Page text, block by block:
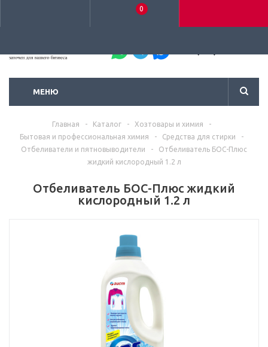
0
МЕНЮ
Главная - Каталог - Хозтовары и химия
-
Бытовая и профессиональная химия
- Средства для стирки
-
Отбеливатели и пятновыводители
-
Отбеливатель БОС-Плюс
жидкий кислородный 1.2 л
Отбеливатель БОС-Плюс жидкий
кислородный 1.2 л